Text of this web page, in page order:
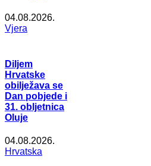
04.08.2026.
Vjera
Diljem
Hrvatske
obilježava se
Dan pobjede i
31. obljetnica
Oluje
04.08.2026.
Hrvatska